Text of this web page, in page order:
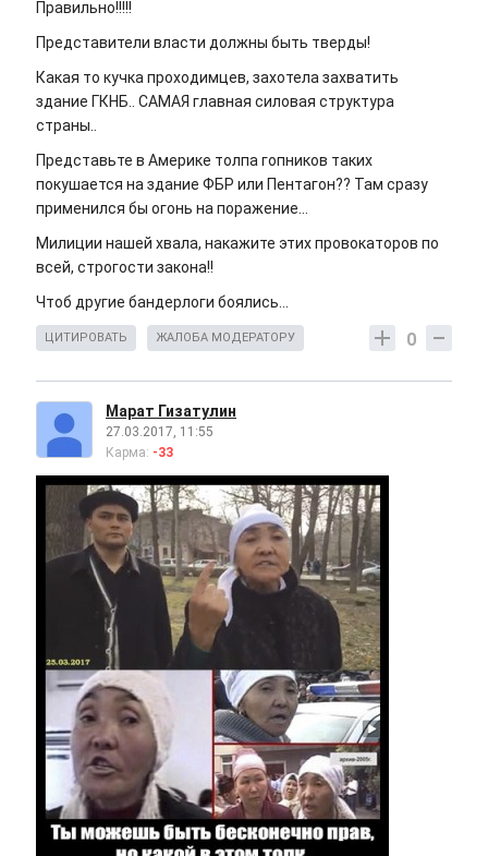
Правильно!!!!!
Представители власти должны быть тверды!
Какая то кучка проходимцев, захотела захватить
здание ГКНБ.. САМАЯ главная силовая структура
страны..
Представьте в Америке толпа гопников таких
покушается на здание ФБР или Пентагон?? Там сразу
применился бы огонь на поражение...
Милиции нашей хвала, накажите этих провокаторов по
всей, строгости закона!!
Чтоб другие бандерлоги боялись...
0
ЦИТИРОВАТЬ ЖАЛОБА МОДЕРАТОРУ
Марат Гизатулин
27.03.2017, 11:55
Карма: -33